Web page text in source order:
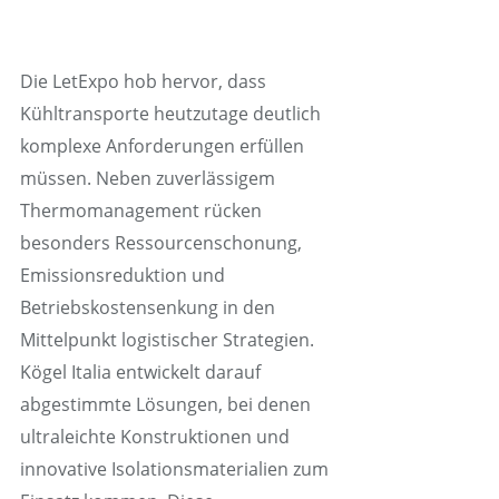
Die LetExpo hob hervor, dass
Kühltransporte heutzutage deutlich
komplexe Anforderungen erfüllen
müssen. Neben zuverlässigem
Thermomanagement rücken
besonders Ressourcenschonung,
Emissionsreduktion und
Betriebskostensenkung in den
Mittelpunkt logistischer Strategien.
Kögel Italia entwickelt darauf
abgestimmte Lösungen, bei denen
ultraleichte Konstruktionen und
innovative Isolationsmaterialien zum